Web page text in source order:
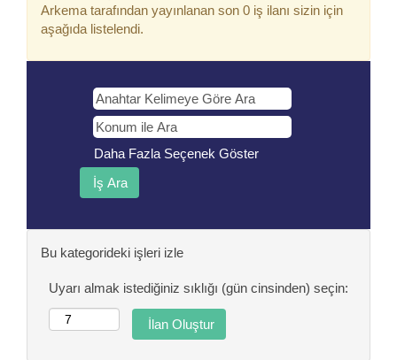
Arkema tarafından yayınlanan son 0 iş ilanı sizin için
aşağıda listelendi.
Daha Fazla Seçenek Göster
Bu kategorideki işleri izle
Uyarı almak istediğiniz sıklığı (gün cinsinden) seçin: